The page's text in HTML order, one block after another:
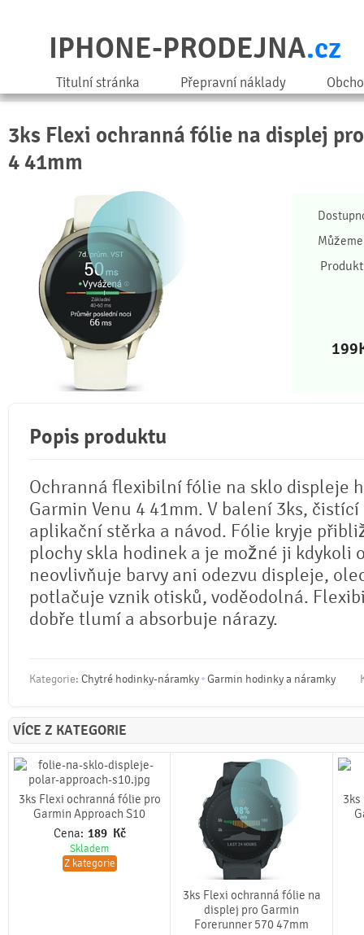
IPHONE-PRODEJNA.cz
Titulní stránka Přepravní náklady
3ks Flexi ochranná fólie na displej
4 41mm
199
Popis produktu
Ochranná flexibilní fólie na sklo displeje
Garmin Venu 4 41mm. V balení 3ks, čistící
aplikační stěrka a návod. Fólie kryje
plochy skla hodinek a je možné ji kdykoli
neovlivňuje barvy ani odezvu displeje,
potlačuje vznik otisků, voděodolná.
dobře tlumí a absorbuje nárazy.
Kategorie: Chytré hodinky-náramky Garmin hodinky a náramky
VÍCE Z KATEGORIE
3ks Flexi ochranná fólie pro
Garmin Approach S10
Cena: 189 Kč
Skladem
Z kategorie
3ks Flexi ochranná fólie na
displej pro Garmin
Forerunner 570 47mm